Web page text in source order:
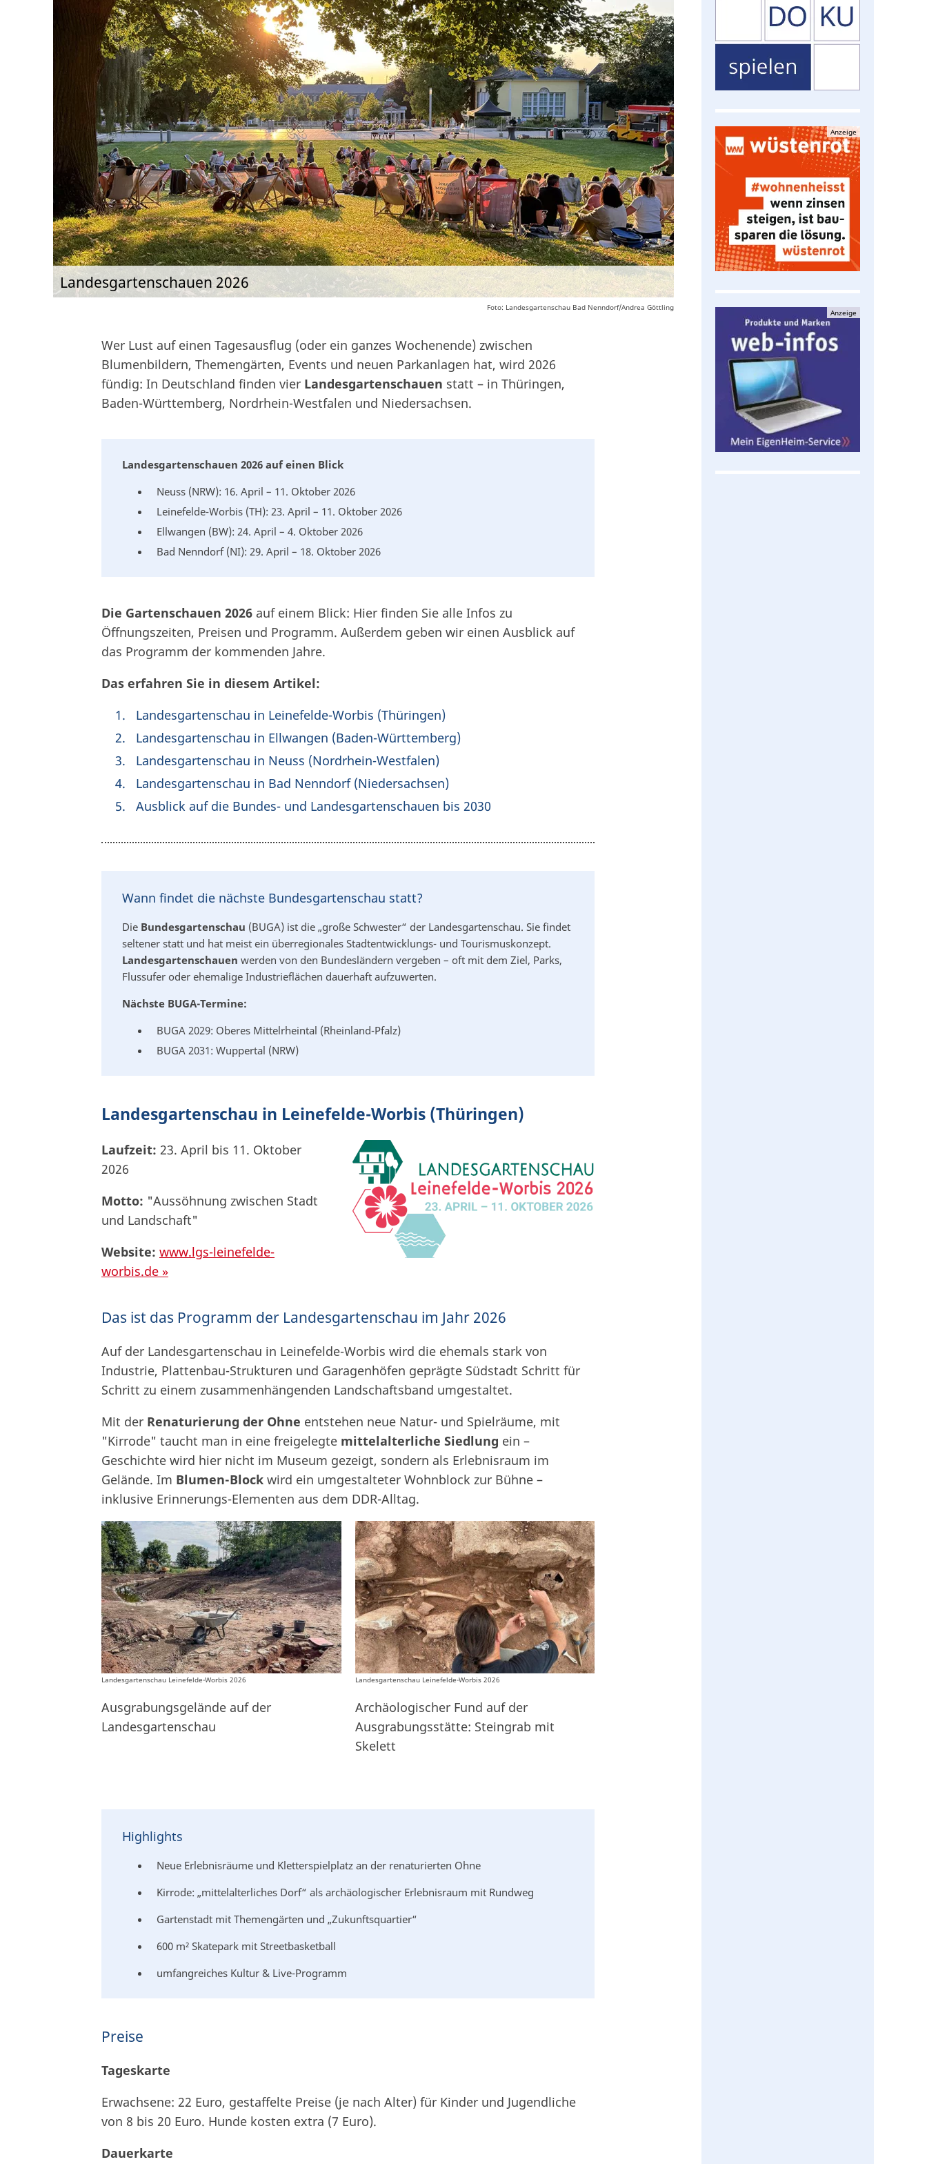
Landesgartenschauen 2026
Foto: Landesgartenschau Bad Nenndorf/Andrea Göttling
Wer Lust auf einen Tagesausflug (oder ein ganzes Wochenende) zwischen
Blumenbildern, Themengärten, Events und neuen Parkanlagen hat, wird 2026
fündig: In Deutschland finden vier Landesgartenschauen statt – in Thüringen,
Baden-Württemberg, Nordrhein-Westfalen und Niedersachsen.
Landesgartenschauen 2026 auf einen Blick
Neuss (NRW): 16. April – 11. Oktober 2026
Leinefelde-Worbis (TH): 23. April – 11. Oktober 2026
Ellwangen (BW): 24. April – 4. Oktober 2026
Bad Nenndorf (NI): 29. April – 18. Oktober 2026
Die Gartenschauen 2026 auf einem Blick: Hier finden Sie alle Infos zu
Öffnungszeiten, Preisen und Programm. Außerdem geben wir einen Ausblick auf
das Programm der kommenden Jahre.
Das erfahren Sie in diesem Artikel:
Landesgartenschau in Leinefelde-Worbis (Thüringen)
Landesgartenschau in Ellwangen (Baden-Württemberg)
Landesgartenschau in Neuss (Nordrhein-Westfalen)
Landesgartenschau in Bad Nenndorf (Niedersachsen)
Ausblick auf die Bundes- und Landesgartenschauen bis 2030
Wann findet die nächste Bundesgartenschau statt?
Die Bundesgartenschau (BUGA) ist die „große Schwester“ der Landesgartenschau. Sie findet
seltener statt und hat meist ein überregionales Stadtentwicklungs- und Tourismuskonzept.
Landesgartenschauen werden von den Bundesländern vergeben – oft mit dem Ziel, Parks,
Flussufer oder ehemalige Industrieflächen dauerhaft aufzuwerten.
Nächste BUGA-Termine:
BUGA 2029: Oberes Mittelrheintal (Rheinland-Pfalz)
BUGA 2031: Wuppertal (NRW)
Landesgartenschau in Leinefelde-Worbis (Thüringen)
Laufzeit: 23. April bis 11. Oktober
2026
Motto: "Aussöhnung zwischen Stadt
und Landschaft"
Website: www.lgs-leinefelde-
worbis.de »
Das ist das Programm der Landesgartenschau im Jahr 2026
Auf der Landesgartenschau in Leinefelde-Worbis wird die ehemals stark von
Industrie, Plattenbau-Strukturen und Garagenhöfen geprägte Südstadt Schritt für
Schritt zu einem zusammenhängenden Landschaftsband umgestaltet.
Mit der Renaturierung der Ohne entstehen neue Natur- und Spielräume, mit
"Kirrode" taucht man in eine freigelegte mittelalterliche Siedlung ein –
Geschichte wird hier nicht im Museum gezeigt, sondern als Erlebnisraum im
Gelände. Im Blumen-Block wird ein umgestalteter Wohnblock zur Bühne –
inklusive Erinnerungs-Elementen aus dem DDR-Alltag.
Landesgartenschau Leinefelde-Worbis 2026
Ausgrabungsgelände auf der
Landesgartenschau
Landesgartenschau Leinefelde-Worbis 2026
Archäologischer Fund auf der
Ausgrabungsstätte: Steingrab mit
Skelett
Highlights
Neue Erlebnisräume und Kletterspielplatz an der renaturierten Ohne
Kirrode: „mittelalterliches Dorf“ als archäologischer Erlebnisraum mit Rundweg
Gartenstadt mit Themengärten und „Zukunftsquartier“
600 m² Skatepark mit Streetbasketball
umfangreiches Kultur & Live-Programm
Preise
Tageskarte
Erwachsene: 22 Euro, gestaffelte Preise (je nach Alter) für Kinder und Jugendliche
von 8 bis 20 Euro. Hunde kosten extra (7 Euro).
Dauerkarte
Anzeige
Anzeige